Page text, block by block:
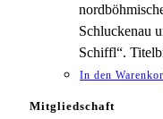
Schluckenau
Schiffl“.
In den
Mitgliedschaft